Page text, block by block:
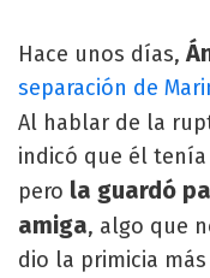
Hace unos días,
separación de
Al hablar de la
indicó que él
pero la guardó
amiga, algo que
dio la primicia